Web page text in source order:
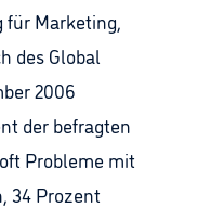
für Marketing,
des Global
2006
der befragten
Probleme mit
34 Prozent